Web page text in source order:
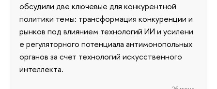
обсудили две ключевые для конкурентной
политики темы: трансформация конкуренции и
рынков под влиянием технологий ИИ и усилени
е регуляторного потенциала антимонопольных
органов за счет технологий искусственного
интеллекта.